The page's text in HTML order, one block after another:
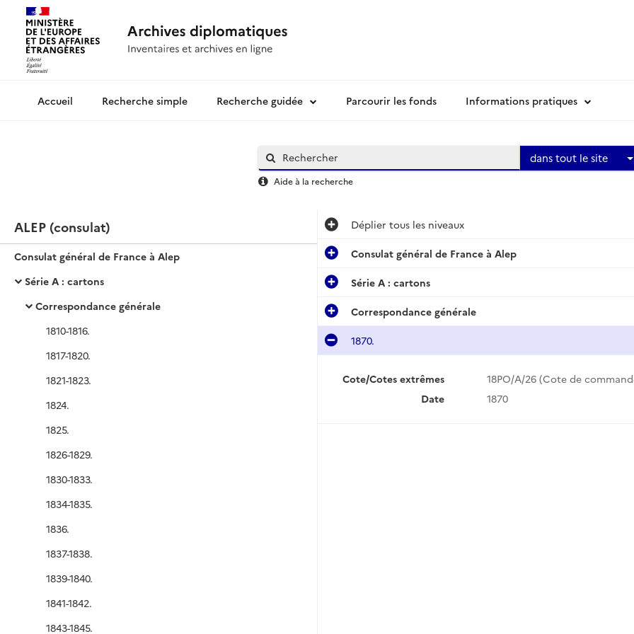
Archives diplomatiquesRecherche simple Recherche guidée Parcourir les fonds Informations pratiques
dans tout le site
Aide à la recherche
ALEP (consulat)
Consulat général de France à Alep
Série A : cartons
Correspondance générale
1810-1816.
1817-1820.
1821-1823.
1824.
1825.
1826-1829.
1830-1833.
1834-1835.
1836.
1837-1838.
1839-1840.
1841-1842.
1843-1845.
Déplier tous les niveaux
Consulat général de France à Alep
Série A : cartons
Correspondance générale
1870.
Cote/Cotes extrêmes
18PO/A/26 (Cote de
Date
1870